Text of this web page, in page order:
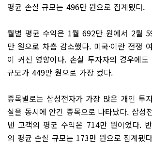
평균 손실 규모는 496만 원으로 집계됐다.
월별 평균 수익은 1월 692만 원에서 2월
만 원으로 차츰 감소했다. 미국·이란 전쟁
이 커진 영향이다. 손실 투자자의 경우에
규모가 449만 원으로 가장 컸다.
종목별로는 삼성전자가 가장 많은 개인 투
실을 동시에 안긴 종목으로 나타났다. 삼성
낸 고객의 평균 수익은 714만 원이었다.
의 평균 손실 규모는 173만 원으로 집계됐